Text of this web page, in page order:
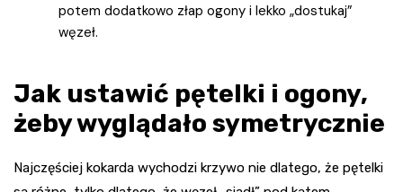
potem dodatkowo złap ogony i lekko „dostukaj”
węzeł.
Jak ustawić pętelki i ogony,
żeby wyglądało symetrycznie
Najczęściej kokarda wychodzi krzywo nie dlatego, że pętelki